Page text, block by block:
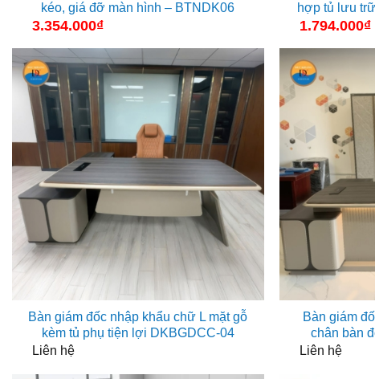
kéo, giá đỡ màn hình – BTNDK06
3.354.000₫
hợp tủ lưu
1.794.000₫
Bàn giám đốc nhập khẩu chữ L mặt gỗ
kèm tủ phụ tiện lợi DKBGDCC-04
Liên hệ
Bàn giám
chân bàn
Liên hệ